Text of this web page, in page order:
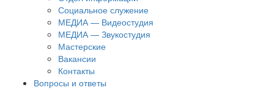
Социальное служение
МЕДИА — Видеостудия
МЕДИА — Звукостудия
Мастерские
Вакансии
Контакты
Вопросы и ответы